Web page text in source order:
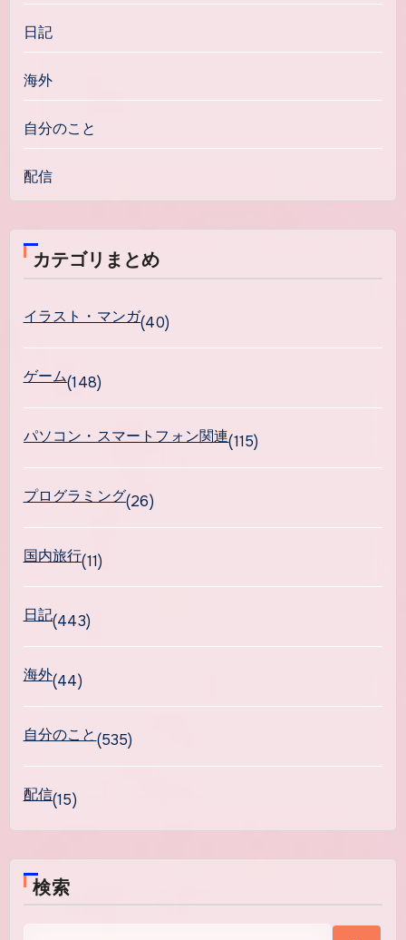
日記
海外
自分のこと
配信
カテゴリまとめ
イラスト・マンガ(40)
ゲーム(148)
パソコン・スマートフォン関連(115)
プログラミング(26)
国内旅行(11)
日記(443)
海外(44)
自分のこと(535)
配信(15)
検索